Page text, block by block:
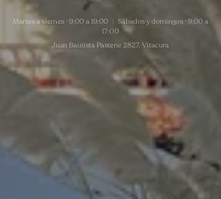
Martes a viernes · 9:00 a 19:00 | Sábados y domingos · 9:00 a
17:00
Juan Bautista Pastene 2827, Vitacura